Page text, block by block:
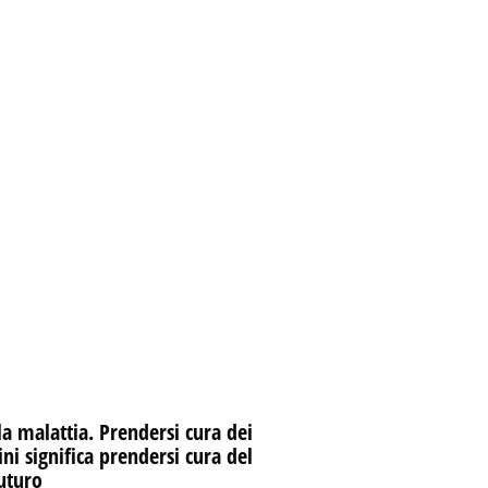
malattia. Prendersi cura dei
significa prendersi cura del